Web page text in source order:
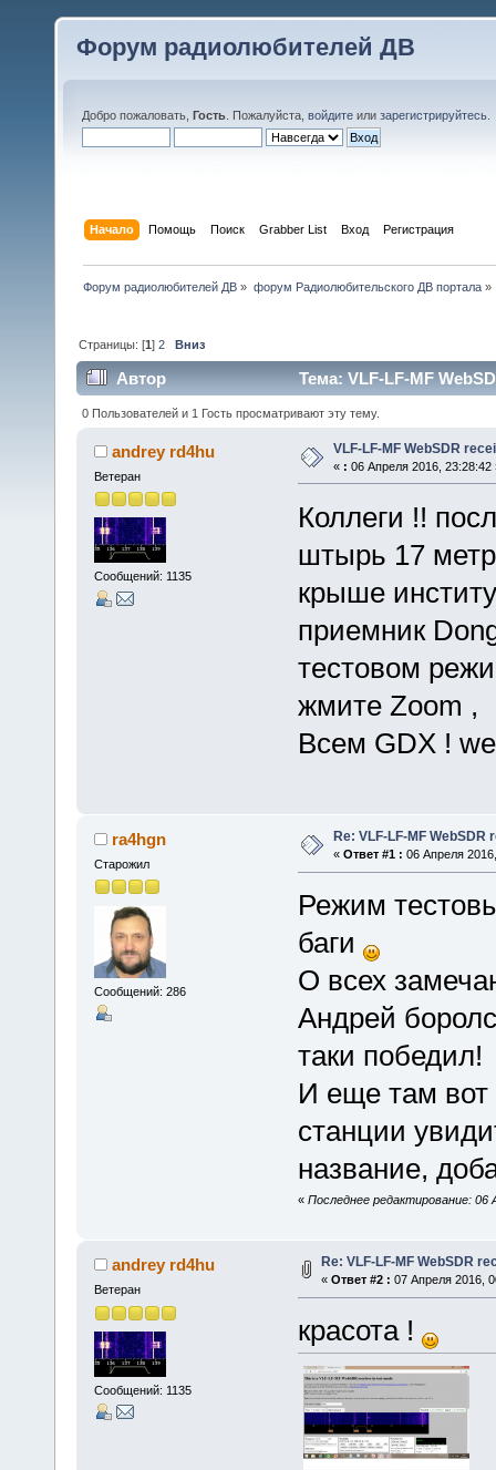
Форум радиолюбителей ДВ
Добро пожаловать, Гость . Пожалуйста, войдите или зарегистрируйтесь
Начало Помощь Поиск Grabber List Вход Регистрация
Форум радиолюбителей ДВ » форум Радиолюбительского ДВ портала»
Страницы: [1]2 Вниз
Автор Тема: VLF-LF-MF
0 Пользователей и 1 Гость просматривают эту тему.
andrey rd4hu
Ветеран
Сообщений: 1135
VLF-LF-MF WebSDR
« : 06 Апреля 2016, 23:28:42
Коллеги !!
штырь 17
крыше
приемник
тестовом
жмите Zoom ,
Всем GDX !
ra4hgn
Старожил
Сообщений: 286
Re: VLF-LF-MF
« Ответ #1 : 06 Апреля
Режим
баги
О всех
Андрей
таки победил!
И еще там вот
станции
название,
« Последнее редактирование: 06
andrey rd4hu
Ветеран
Сообщений: 1135
Re: VLF-LF-MF WebSDR
« Ответ #2 : 07 Апреля 2016,
красота !